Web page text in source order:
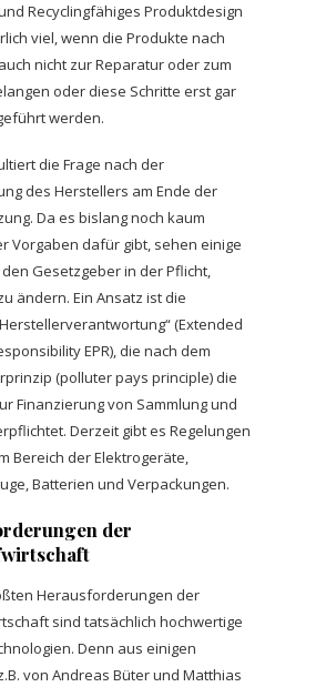
Recyclingfähiges Produktdesign
viel, wenn die Produkte nach
nicht zur Reparatur oder zum
oder diese Schritte erst gar
werden.
die Frage nach der
des Herstellers am Ende der
Da es bislang noch kaum
Vorgaben dafür gibt, sehen einige
Gesetzgeber in der Pflicht,
ändern. Ein Ansatz ist die
(Extended
EPR), die nach dem
(polluter pays principle) die
Finanzierung von Sammlung und
Derzeit gibt es Regelungen
Bereich der Elektrogeräte,
Batterien und Verpackungen.
der
Herausforderungen der
sind tatsächlich hochwertige
Denn aus einigen
von Andreas Büter und Matthias